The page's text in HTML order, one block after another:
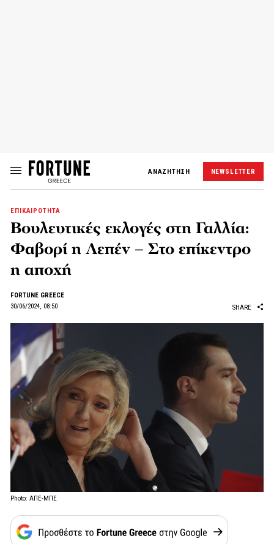
ΑΝΑΖΗΤΗΣΗ NEWSLETTER
ΕΠΙΚΑΙΡΟΤΗΤΑ
Βουλευτικές εκλογές στη Γαλλία:
Φαβορί η Λεπέν – Στο επίκεντρο
η αποχή
FORTUNE GREECE
30/06/2024, 08:50
SHARE
Photo: ΑΠΕ-ΜΠΕ